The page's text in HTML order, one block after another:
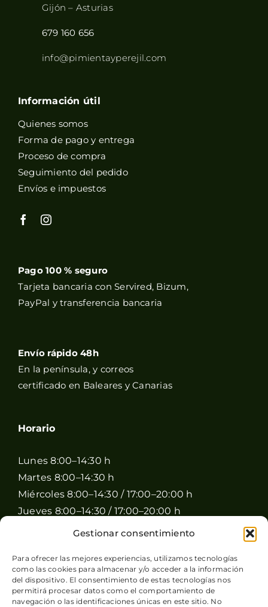
Gestionar consentimiento
Para ofrecer las mejores experiencias, utilizamos tecnologías
como las cookies para almacenar y/o acceder a la información
del dispositivo. El consentimiento de estas tecnologías nos
permitirá procesar datos como el comportamiento de
navegación o las identificaciones únicas en este sitio. No
Gijón – Asturias
679 160 656
info@pimientayperejil.com
Información útil
Quienes somos
Forma de pago y entrega
Proceso de compra
Seguimiento del pedido
Envíos e impuestos
Pago 100 % seguro
Tarjeta bancaria con Servired, Bizum,
PayPal y transferencia bancaria
Envío rápido 48h
En la península, y correos
certificado en Baleares y Canarias
Horario
Lunes 8:00–14:30 h
Martes 8:00–14:30 h
Miércoles 8:00–14:30 / 17:00–20:00 h
Jueves 8:00–14:30 / 17:00–20:00 h
Viernes 8:00–14:30 / 17:00–20:00 h
Domingo Cerrado